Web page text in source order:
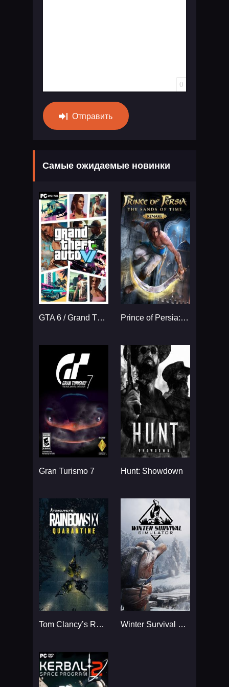
0
Отправить
Самые ожидаемые новинки
GTA 6 / Grand Theft Auto VI Prince of Persia: The Sands
Gran Turismo 7 Hunt: Showdown
Tom Clancy’s Rainbow Six Winter Survival Simulator